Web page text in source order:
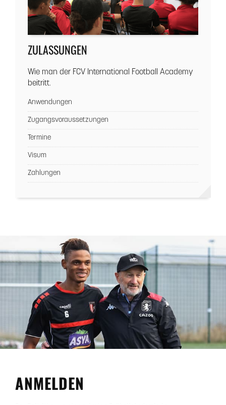
ZULASSUNGEN
Wie man der FCV International Football Academy
beitritt.
Anwendungen
Zugangsvoraussetzungen
Termine
Visum
Zahlungen
ANMELDEN